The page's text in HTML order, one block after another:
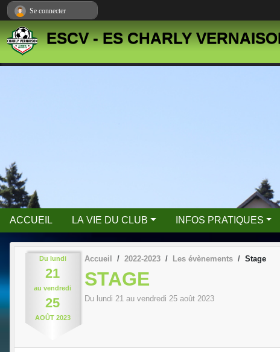
ESCV - ES CHARLY
ACCUEIL LA VIE DU CLUB INFOS PRATIQUES
Du lundi
21
au vendredi
25
AOÛT 2023
Accueil 2022-2023 Les évènements Stage
STAGE
Du lundi 21 au vendredi 25 août 2023
Se connecter
Panneau de gestion des cookies